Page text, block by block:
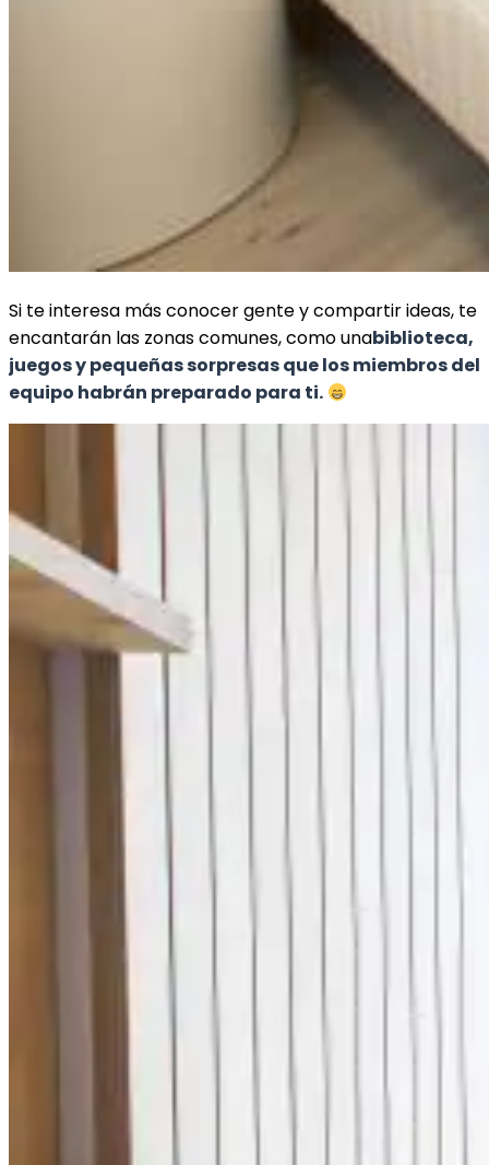
Si te interesa más conocer gente y compartir ideas, te
encantarán las zonas comunes, como unabiblioteca,
juegos y pequeñas sorpresas que los miembros del
equipo habrán preparado para ti.